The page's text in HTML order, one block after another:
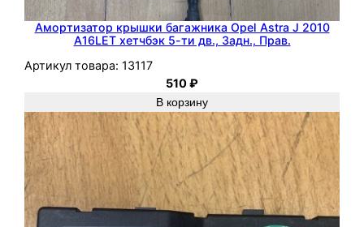
к
5
т
д
в
.
,
З
а
Амортизатор крышки багажника Opel Astra J 2010
A16LET хетчбэк 5-ти дв., Задн., Прав.
Артикул товара: 13117
510₽
В корзину